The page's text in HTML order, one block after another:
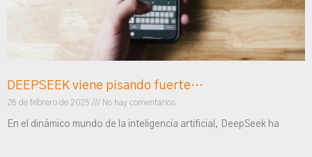
DEEPSEEK viene pisando fuerte…
28 de febrero de 2025 No hay comentarios
En el dinámico mundo de la inteligencia artificial, DeepSeek ha